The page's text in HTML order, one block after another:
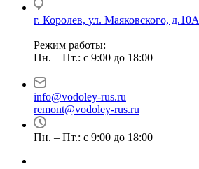
г. Королев, ул. Маяковского, д.10А
Режим работы:
Пн. – Пт.: с 9:00 до 18:00
info@vodoley-rus.ru
remont@vodoley-rus.ru
Пн. – Пт.: с 9:00 до 18:00